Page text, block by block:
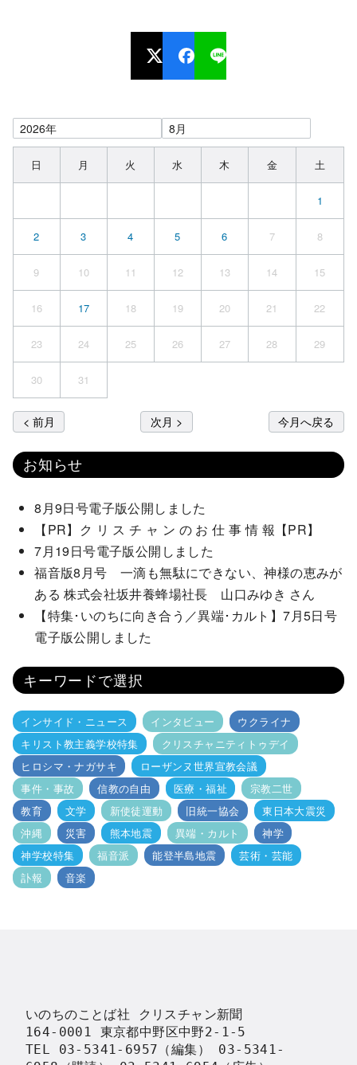
日 月 火 水 木 金 土
1
2 3 4 5 6 7 8
9 10 11 12 13 14 15
16 17 18 19 20 21 22
23 24 25 26 27 28 29
30 31
< 前月 次月 > 今月へ戻る
お知らせ
8月9日号電子版公開しました
【PR】ク リ ス チ ャ ン の お 仕 事 情 報【PR】
7月19日号電子版公開しました
福音版8月号 一滴も無駄にできない、神様の恵みが
ある 株式会社坂井養蜂場社長 山口みゆき さん
【特集･いのちに向き合う／異端･カルト】7月5日号
電子版公開しました
キーワードで選択
インサイド・ニュース インタビュー
ウクライナ
キリスト教主義学校特集
クリスチャニティトゥデイ
ヒロシマ・ナガサキ
ローザンヌ世界宣教会議
事件・事故
信教の自由 医療・福祉
宗教二世
教育
文学 新使徒運動 旧統一協会
東日本大震災
沖縄
災害 熊本地震 異端・カルト
神学
神学校特集
福音派 能登半島地震
芸術・芸能
訃報
音楽
いのちのことば社 クリスチャン新聞
164-0001 東京都中野区中野2-1-5
TEL 03-5341-6957（編集） 03-5341-